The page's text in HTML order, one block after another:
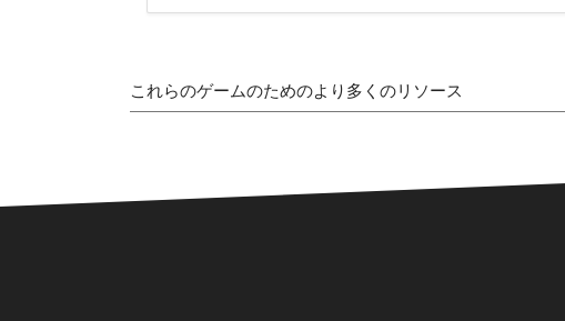
これらのゲームのためのより多くのリソース